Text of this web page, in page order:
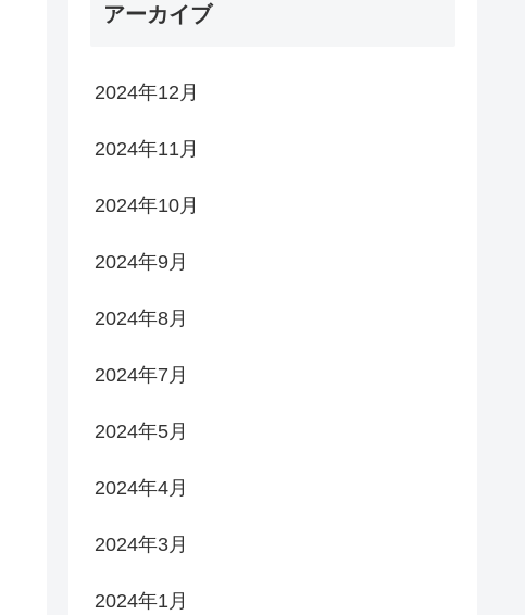
アーカイブ
2024年12月
2024年11月
2024年10月
2024年9月
2024年8月
2024年7月
2024年5月
2024年4月
2024年3月
2024年1月